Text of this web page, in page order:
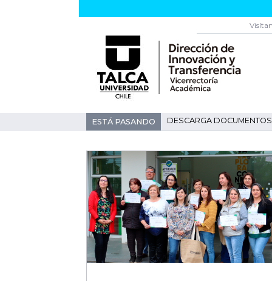
ESTÁ PASANDO DESCARGA